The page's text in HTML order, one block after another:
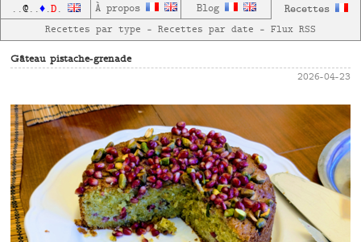
..@..♦.D. À propos Blog Recettes
Recettes par type — Recettes par date — Flux RSS
Gâteau pistache-grenade
2026-04-23